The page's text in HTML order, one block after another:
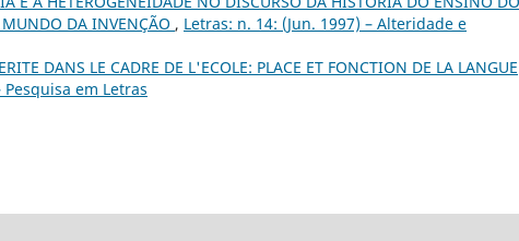
DA INVENÇÃO , Letras: n. 14: (Jun. 1997) – Alteridade e
DANS LE CADRE DE L'ECOLE: PLACE ET FONCTION DE LA LANGUE
Pesquisa em Letras